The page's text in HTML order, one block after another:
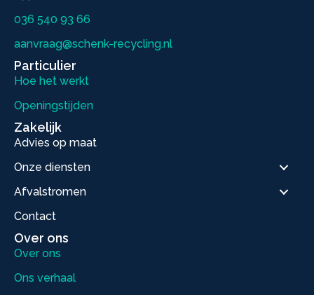
036 540 93 66
aanvraag@schenk-recycling.nl
Particulier
Hoe het werkt
Openingstijden
Zakelijk
Advies op maat
Onze diensten
Afvalstromen
Contact
Over ons
Over ons
Ons verhaal